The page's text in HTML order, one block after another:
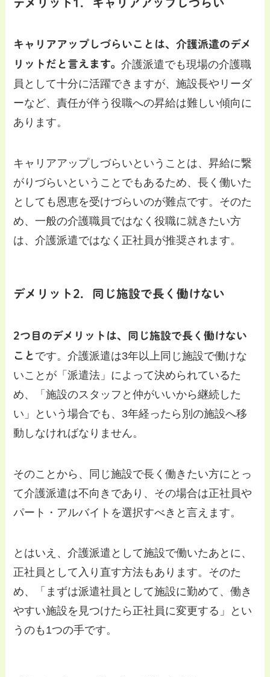
デメリット1．キャリアアップしづらい
キャリアアップしづらいことは、介護派遣のデメ
リットだと言えます。介護派遣でも現場の介護職
員として十分に活躍できますが、施設長やリーダ
ーなど、責任が伴う役職への昇給は難しい傾向に
あります。
キャリアアップしづらいということは、昇給に繋
がりづらいということでもあるため、長く働いた
としても恩恵を受けづらいのが難点です。そのた
め、一般の介護職員ではなく役職に就きたい方
は、介護派遣ではなく正社員が推奨されます。
デメリット2．同じ施設で長く働けない
2つ目のデメリットは、同じ施設で長く働けない
こと です。介護派遣は3年以上同じ施設で働けな
いことが「派遣法」によって決められているた
め、「施設のスタッフと仲がいいから継続した
い」という場合でも、3年経ったら別の施設へ移
動しなければなりません。
そのことから、同じ施設で長く働きたい方にとっ
て介護派遣は不向きであり、その場合は正社員や
パート・アルバイトを選択すべきと言えます。
とはいえ、介護派遣として施設で働いたあとに、
正社員として入り直す方法もあります。そのた
め、「まずは派遣社員として施設に勤めて、働き
やすい施設を見つけたら正社員に変更する」とい
うのも1つの手です。